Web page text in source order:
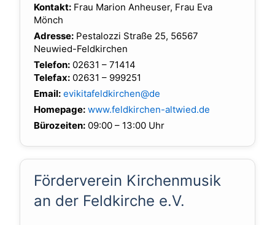
Kontakt: Frau Marion Anheuser, Frau Eva
Mönch
Adresse: Pestalozzi Straße 25, 56567
Neuwied-Feldkirchen
Telefon: 02631 – 71414
Telefax: 02631 – 999251
Email: evikitafeldkirchen@de
Homepage: www.feldkirchen-altwied.de
Bürozeiten: 09:00 – 13:00 Uhr
Förderverein Kirchenmusik
an der Feldkirche e.V.